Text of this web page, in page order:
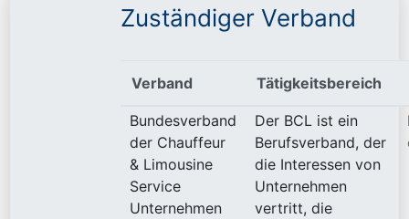
Zuständiger Verband
Verband Tätigkeitsbereich
Bundesverband
der Chauffeur
& Limousine
Service
Unternehmen
Der BCL ist ein
Berufsverband, der
die Interessen von
Unternehmen
vertritt, die